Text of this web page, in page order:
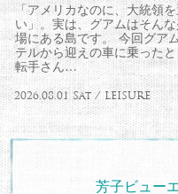
「アメリカなのに、大統領
い」。実は、グアムはそん
場にある島です。 今回グア
テルから迎えの車に乗った
転手さん…
2026.08.01 Sat / LEISURE
芳子ビュー